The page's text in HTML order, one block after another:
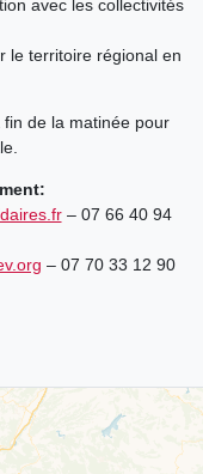
avec les collectivités
le territoire régional en
de la matinée pour
– 07 66 40 94
– 07 70 33 12 90